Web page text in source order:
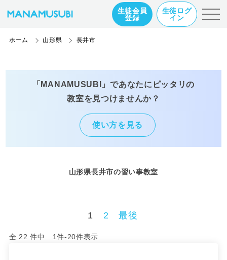
生徒会員
登録
生徒ログ
イン
ホーム 山形県 長井市
「MANAMUSUBI」であなたにピッタリの
教室を見つけませんか？
使い方を見る
山形県長井市の習い事教室
1 2 最後
全 22 件中 1件-20件表示